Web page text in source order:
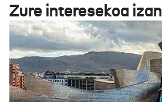
Zure interesekoa